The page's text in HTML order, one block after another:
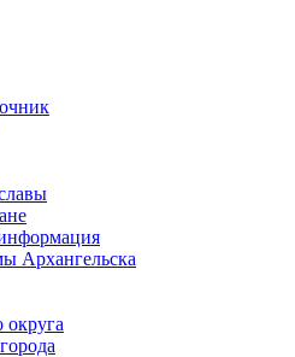
Архангельска
округа